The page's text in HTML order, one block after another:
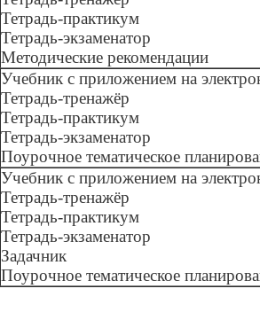
Тетрадь-практикум
Тетрадь-экзаменатор
Методические рекомендации
Учебник с приложением на
Тетрадь-тренажёр
Тетрадь-практикум
Тетрадь-экзаменатор
Поурочное тематическое
Учебник с приложением на
Тетрадь-тренажёр
Тетрадь-практикум
Тетрадь-экзаменатор
Задачник
Поурочное тематическое